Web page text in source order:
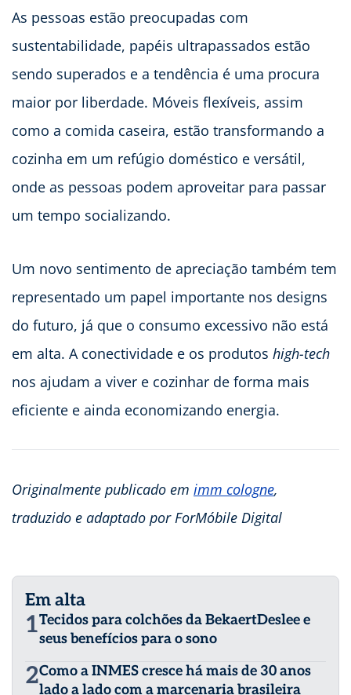
As pessoas estão preocupadas com
sustentabilidade, papéis ultrapassados estão
sendo superados e a tendência é uma procura
maior por liberdade. Móveis flexíveis, assim
como a comida caseira, estão transformando a
cozinha em um refúgio doméstico e versátil,
onde as pessoas podem aproveitar para passar
um tempo socializando.
Um novo sentimento de apreciação também tem
representado um papel importante nos designs
do futuro, já que o consumo excessivo não está
em alta. A conectividade e os produtos high-tech
nos ajudam a viver e cozinhar de forma mais
eficiente e ainda economizando energia.
Originalmente publicado em imm cologne,
traduzido e adaptado por ForMóbile Digital
Em alta
1Tecidos para colchões da BekaertDeslee e
seus benefícios para o sono
2Como a INMES cresce há mais de 30 anos
lado a lado com a marcenaria brasileira